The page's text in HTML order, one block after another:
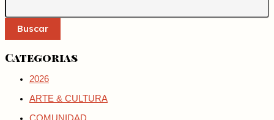
Buscar
Categorias
2026
ARTE & CULTURA